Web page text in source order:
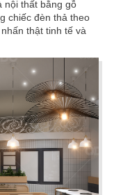
kế theo
đại...
nội thất bằng gỗ
chiếc đèn thả theo
thật tinh tế và